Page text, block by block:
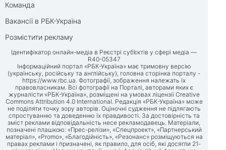
Команда
Вакансії в РБК-Україна
Розмістити рекламу
Ідентифікатор онлайн-медіа в Реєстрі суб’єктів у сфері медіа —
R40-05347
Інформаційний портал «РБК-Україна» має тримовну версію
(українську, російську та англійську), головна сторінка порталу -
https://www.rbc.ua. Фотографії, зображення належать їх
правовласникам. Всі фотографії на Порталі, авторами яких є
журналісти «РБК-Україна», розміщені на умовах ліцензії Creative
Commons Attribution 4.0 International. Редакція «РБК-Україна» може
не поділяти точку зору авторів. Оціночні судження не підлягають
спростуванню та доведенню їх правдивості. За достовірність та
зміст реклами відповідальність несе рекламодавець. Матеріали,
позначені плашкою: «Прес-релізи», «Спецпроект», «Партнерський
матеріал», «Promo», «Благодійність», «Резонанс» розміщуються на
правах реклами і призначені, як правило, для осіб, які досягли 21-